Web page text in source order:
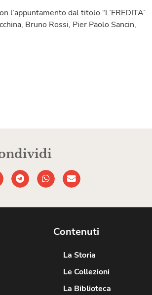
l’appuntamento dal titolo “L’EREDITA’
Bruno Rossi, Pier Paolo Sancin,
Contenuti
La Storia
Le Collezioni
La Biblioteca